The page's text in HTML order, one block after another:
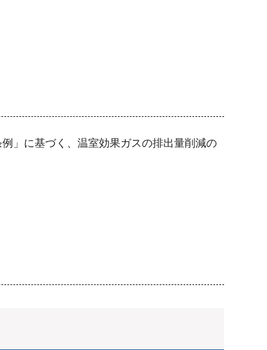
」に基づく、温室効果ガスの排出量削減の